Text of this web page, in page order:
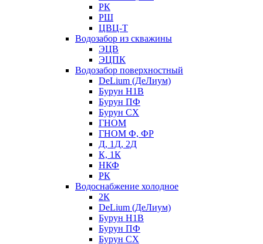
РК
РШ
ЦВЦ-Т
Водозабор из скважины
ЭЦВ
ЭЦПК
Водозабор поверхностный
DeLium (ДеЛиум)
Бурун Н1В
Бурун ПФ
Бурун СХ
ГНОМ
ГНОМ Ф, ФР
Д, 1Д, 2Д
К, 1К
НКФ
РК
Водоснабжение холодное
2К
DeLium (ДеЛиум)
Бурун Н1В
Бурун ПФ
Бурун СХ